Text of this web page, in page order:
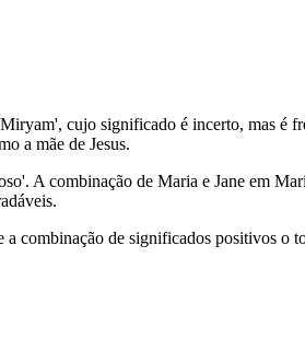
cujo significado é incerto, mas é
a mãe de Jesus.
A combinação de Maria e Jane em
combinação de significados positivos o